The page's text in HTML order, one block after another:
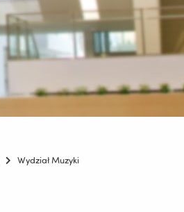
Wydział Muzyki